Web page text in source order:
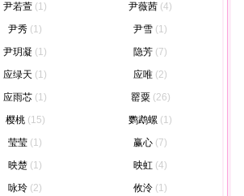
尹若萱 (1) 尹薇茜 (4)
尹秀 (1) 尹雪 (1)
尹玥凝 (1) 隐芳 (7)
应绿天 (1) 应唯 (2)
应雨芯 (1) 罂粟 (26)
樱桃 (15) 鹦鹉螺 (1)
莹莹 (1) 赢心 (7)
映楚 (1) 映虹 (4)
咏玲 (2) 攸泠 (1)